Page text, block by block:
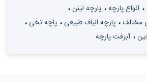
انواع پارچه
پارچه لینن
مختلف
پارچه الیاف طبیعی
پاچه نخی
آبرفت پارچه